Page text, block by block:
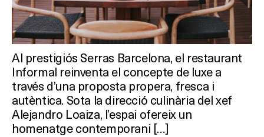
Al prestigiós Serras Barcelona, el restaurant
Informal reinventa el concepte de luxe a
través d’una proposta propera, fresca i
autèntica. Sota la direcció culinària del xef
Alejandro Loaiza, l’espai ofereix un
homenatge contemporani […]